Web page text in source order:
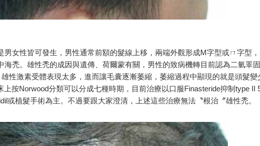
男女性皆可發生，男性通常前額的髮線上移，兩端外觀形成M字型或ㄇ字型，
海禿。雄性禿的成因與遺傳、荷爾蒙有關，男性的致病機轉目前認為二氫睪固
性激素受體表現太多，進而讓毛囊逐漸萎縮，萎縮過程中顯現的就是頭髮變
上按Norwood分類可以分成七種時期，目前治療以口服Finasteride抑制type II
或植髮手術為主。不過要跟大家澄清，上述這些治療無法〝根治〞雄性禿。